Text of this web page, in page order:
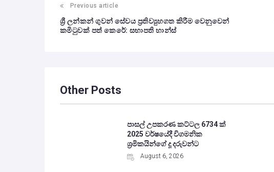
Post
navigation
Previous article
ශ්‍රී ලන්කන් ගුවන් සේවය ප්‍රතිව්‍යුහගත කිරීම වෙනුවෙන්
කමිටුවක් පත් කෙරේ: සභාපති හාන්ස්
Other Posts
පාසල් උපකරණ කට්ටල 6734 ක්
2025 වර්ෂයේදී විගමනික
ශ්‍රමිකයින්ගේ දූ දරුවන්ට
August 6, 2026